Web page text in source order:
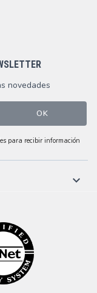
novedades
para recibir información
